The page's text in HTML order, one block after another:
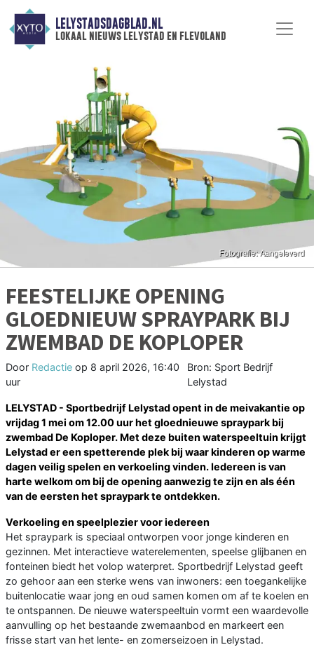
LELYSTADSDAGBLAD.NL
lokaal nieuws lelystad en flevoland
FEESTELIJKE OPENING
GLOEDNIEUW SPRAYPARK BIJ
ZWEMBAD DE KOPLOPER
Door Redactie op 8 april 2026, 16:40
uur
Bron: Sport Bedrijf
Lelystad
LELYSTAD - Sportbedrijf Lelystad opent in de meivakantie op
vrijdag 1 mei om 12.00 uur het gloednieuwe spraypark bij
zwembad De Koploper. Met deze buiten waterspeeltuin krijgt
Lelystad er een spetterende plek bij waar kinderen op warme
dagen veilig spelen en verkoeling vinden. Iedereen is van
harte welkom om bij de opening aanwezig te zijn en als één
van de eersten het spraypark te ontdekken.
Verkoeling en speelplezier voor iedereen
Het spraypark is speciaal ontworpen voor jonge kinderen en
gezinnen. Met interactieve waterelementen, speelse glijbanen en
fonteinen biedt het volop waterpret. Sportbedrijf Lelystad geeft
zo gehoor aan een sterke wens van inwoners: een toegankelijke
buitenlocatie waar jong en oud samen komen om af te koelen en
te ontspannen. De nieuwe waterspeeltuin vormt een waardevolle
aanvulling op het bestaande zwemaanbod en markeert een
frisse start van het lente- en zomerseizoen in Lelystad.